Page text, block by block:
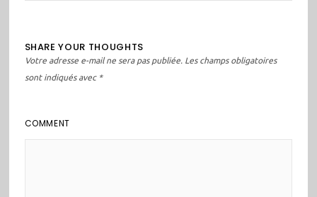
SHARE YOUR THOUGHTS
Votre adresse e-mail ne sera pas publiée. Les champs obligatoires
sont indiqués avec *
COMMENT